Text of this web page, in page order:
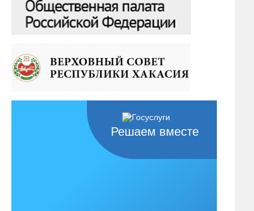
Решаем вместе